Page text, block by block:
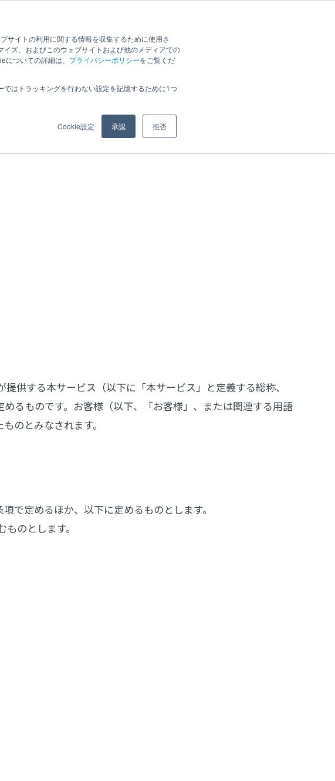
サイトの利用に関する情報を収集するために使用さ
ズ、およびこのウェブサイトおよび他のメディアでの
ついての詳細は、 プライバシーポリシーをご覧くだ
はトラッキングを行わない設定を記憶するために1つ
Cookie設定 承認 拒否
で働く
資料DL
供する本サービス（以下に「本サービス」と定義する総称、
るものです。お客様（以下、「お客様」、または関連する用語
のとみなされます。
で定めるほか、以下に定めるものとします。
のとします。